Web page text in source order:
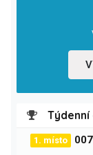
1. místo